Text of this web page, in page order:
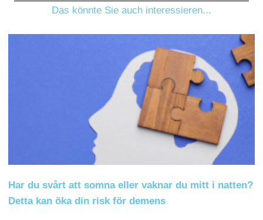
Das könnte Sie auch interessieren...
Har du svårt att somna eller vaknar du mitt i natten?
Detta kan öka din risk för demens